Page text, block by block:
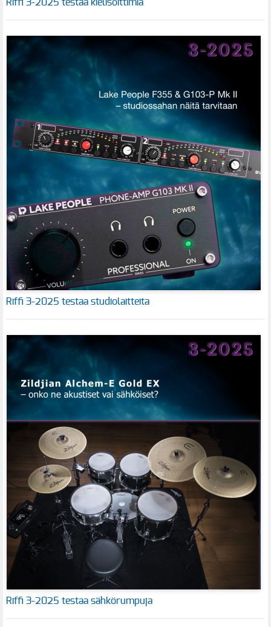
Riffi 3-2025 testaa kielisoittimia
Riffi 3-2025 testaa studiolaitteita
Riffi 3-2025 testaa sähkörumpuja